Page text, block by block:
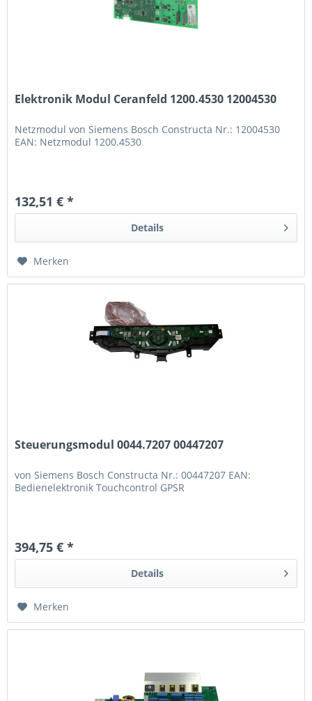
Elektronik Modul Ceranfeld 1200.4530 12004530
Netzmodul von Siemens Bosch Constructa Nr.: 12004530
EAN: Netzmodul 1200.4530
132,51 € *
Details
Merken
Steuerungsmodul 0044.7207 00447207
von Siemens Bosch Constructa Nr.: 00447207 EAN:
Bedienelektronik Touchcontrol GPSR
394,75 € *
Details
Merken